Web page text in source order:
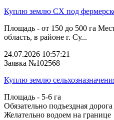
Куплю землю СХ под
Площадь - от 150 до 500 га
область, в районе г. Су...
24.07.2026 10:57:21
Заявка №102568
Куплю землю
Площадь - 5-6 га
Обязательно подъездная дорога
Желательно водоем на границе